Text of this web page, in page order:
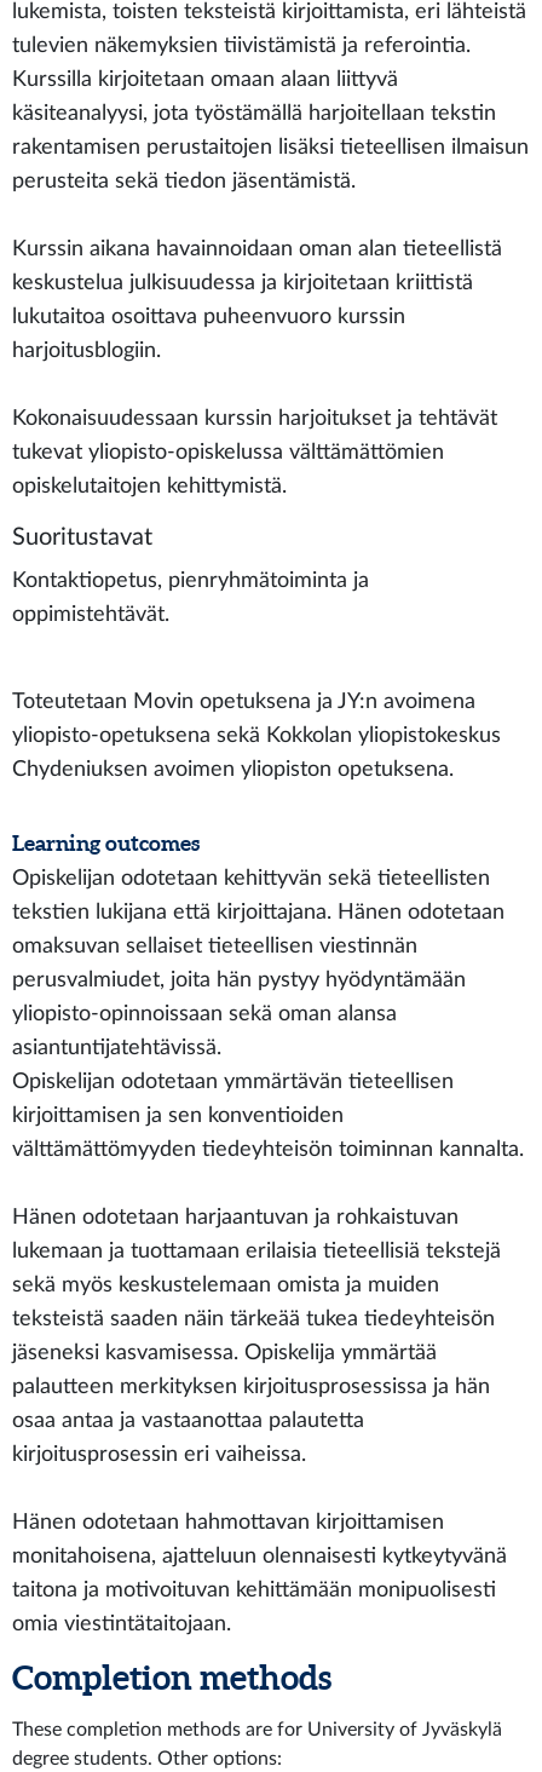
lukemista, toisten teksteistä kirjoittamista, eri lähteistä
tulevien näkemyksien tiivistämistä ja referointia.
Kurssilla kirjoitetaan omaan alaan liittyvä
käsiteanalyysi, jota työstämällä harjoitellaan tekstin
rakentamisen perustaitojen lisäksi tieteellisen ilmaisun
perusteita sekä tiedon jäsentämistä.
Kurssin aikana havainnoidaan oman alan tieteellistä
keskustelua julkisuudessa ja kirjoitetaan kriittistä
lukutaitoa osoittava puheenvuoro kurssin
harjoitusblogiin.
Kokonaisuudessaan kurssin harjoitukset ja tehtävät
tukevat yliopisto-opiskelussa välttämättömien
opiskelutaitojen kehittymistä.
Suoritustavat
Kontaktiopetus, pienryhmätoiminta ja
oppimistehtävät.
Toteutetaan Movin opetuksena ja JY:n avoimena
yliopisto-opetuksena sekä Kokkolan yliopistokeskus
Chydeniuksen avoimen yliopiston opetuksena.
Learning outcomes
Opiskelijan odotetaan kehittyvän sekä tieteellisten
tekstien lukijana että kirjoittajana. Hänen odotetaan
omaksuvan sellaiset tieteellisen viestinnän
perusvalmiudet, joita hän pystyy hyödyntämään
yliopisto-opinnoissaan sekä oman alansa
asiantuntijatehtävissä.
Opiskelijan odotetaan ymmärtävän tieteellisen
kirjoittamisen ja sen konventioiden
välttämättömyyden tiedeyhteisön toiminnan kannalta.
Hänen odotetaan harjaantuvan ja rohkaistuvan
lukemaan ja tuottamaan erilaisia tieteellisiä tekstejä
sekä myös keskustelemaan omista ja muiden
teksteistä saaden näin tärkeää tukea tiedeyhteisön
jäseneksi kasvamisessa. Opiskelija ymmärtää
palautteen merkityksen kirjoitusprosessissa ja hän
osaa antaa ja vastaanottaa palautetta
kirjoitusprosessin eri vaiheissa.
Hänen odotetaan hahmottavan kirjoittamisen
monitahoisena, ajatteluun olennaisesti kytkeytyvänä
taitona ja motivoituvan kehittämään monipuolisesti
omia viestintätaitojaan.
Completion methods
These completion methods are for University of Jyväskylä
degree students. Other options: